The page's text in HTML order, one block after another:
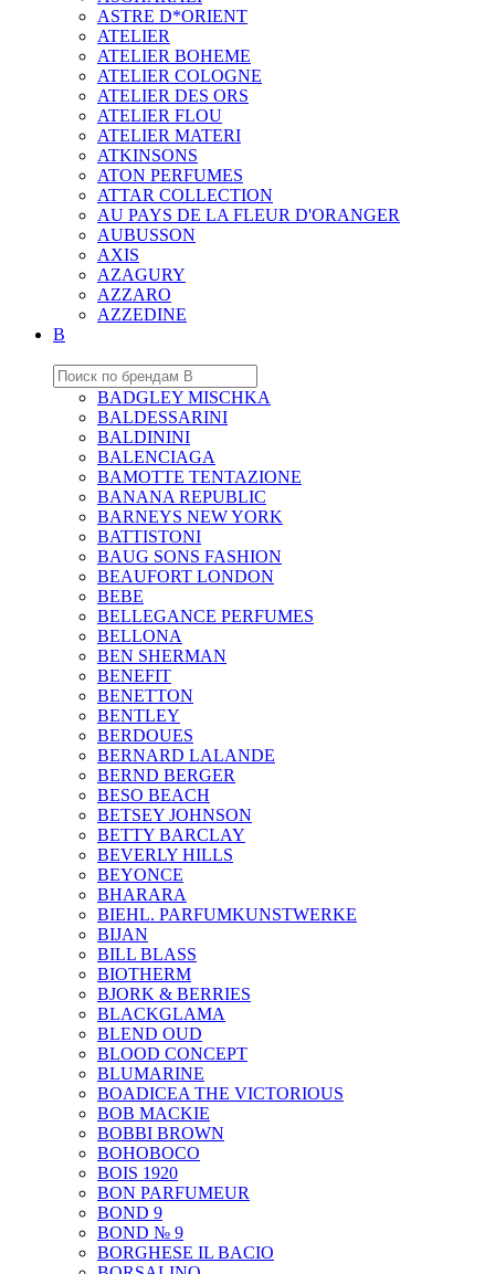
ASTRE D*ORIENT
ATELIER
ATELIER BOHEME
ATELIER COLOGNE
ATELIER DES ORS
ATELIER FLOU
ATELIER MATERI
ATKINSONS
ATON PERFUMES
ATTAR COLLECTION
AU PAYS DE LA FLEUR D'ORANGER
AUBUSSON
AXIS
AZAGURY
AZZARO
AZZEDINE
B
BADGLEY MISCHKA
BALDESSARINI
BALDININI
BALENCIAGA
BAMOTTE TENTAZIONE
BANANA REPUBLIC
BARNEYS NEW YORK
BATTISTONI
BAUG SONS FASHION
BEAUFORT LONDON
BEBE
BELLEGANCE PERFUMES
BELLONA
BEN SHERMAN
BENEFIT
BENETTON
BENTLEY
BERDOUES
BERNARD LALANDE
BERND BERGER
BESO BEACH
BETSEY JOHNSON
BETTY BARCLAY
BEVERLY HILLS
BEYONCE
BHARARA
BIEHL. PARFUMKUNSTWERKE
BIJAN
BILL BLASS
BIOTHERM
BJORK & BERRIES
BLACKGLAMA
BLEND OUD
BLOOD CONCEPT
BLUMARINE
BOADICEA THE VICTORIOUS
BOB MACKIE
BOBBI BROWN
BOHOBOCO
BOIS 1920
BON PARFUMEUR
BOND 9
BOND № 9
BORGHESE IL BACIO